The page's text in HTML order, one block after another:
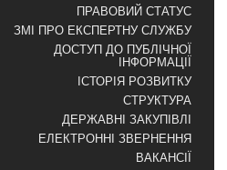
ПРАВОВИЙ СТАТУС
ЗМІ ПРО ЕКСПЕРТНУ СЛУЖБУ
ДОСТУП ДО ПУБЛІЧНОЇ
ІНФОРМАЦІЇ
ІСТОРІЯ РОЗВИТКУ
СТРУКТУРА
ДЕРЖАВНІ ЗАКУПІВЛІ
ЕЛЕКТРОННІ ЗВЕРНЕННЯ
ВАКАНСІЇ